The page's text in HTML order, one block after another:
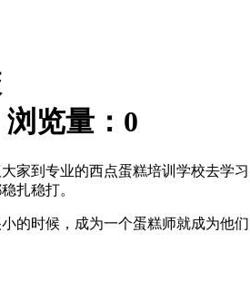
览量： 0
家到专业的西点蛋糕培训学校去学
扎稳打。
的时候，成为一个蛋糕师就成为他